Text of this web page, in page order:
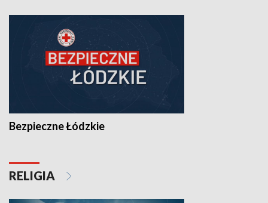
Bezpieczne Łódzkie
RELIGIA